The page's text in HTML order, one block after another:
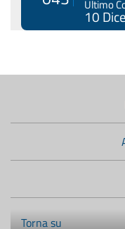
secondario: